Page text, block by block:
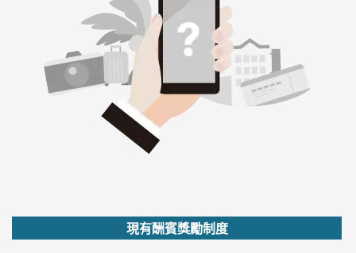
現有酬賓獎勵制度